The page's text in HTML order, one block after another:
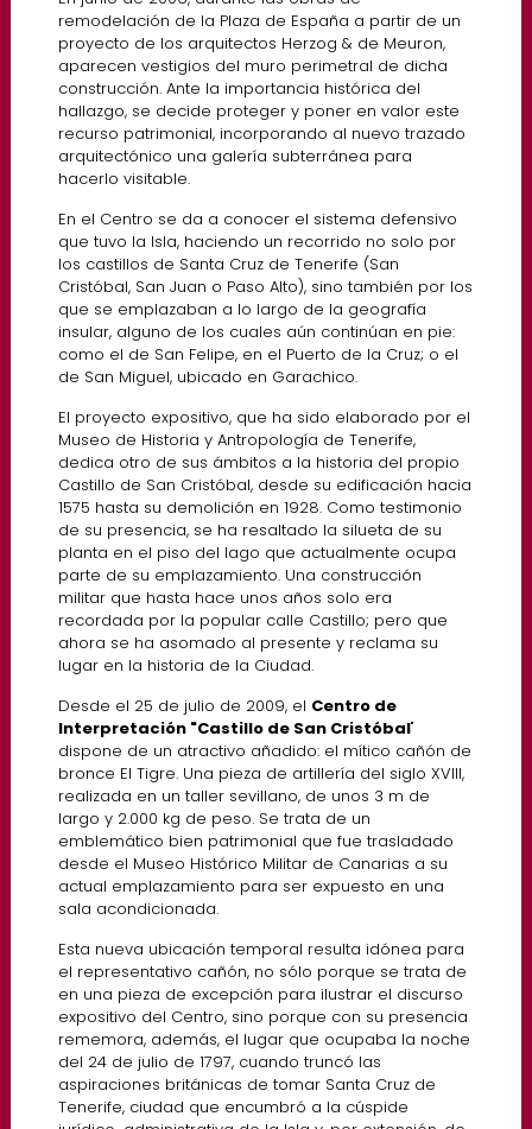
remodelación de la Plaza de España a partir de un
proyecto de los arquitectos Herzog & de Meuron,
aparecen vestigios del muro perimetral de dicha
construcción. Ante la importancia histórica del
hallazgo, se decide proteger y poner en valor este
recurso patrimonial, incorporando al nuevo trazado
arquitectónico una galería subterránea para
hacerlo visitable.
En el Centro se da a conocer el sistema defensivo
que tuvo la Isla, haciendo un recorrido no solo por
los castillos de Santa Cruz de Tenerife (San
Cristóbal, San Juan o Paso Alto), sino también por los
que se emplazaban a lo largo de la geografía
insular, alguno de los cuales aún continúan en pie:
como el de San Felipe, en el Puerto de la Cruz; o el
de San Miguel, ubicado en Garachico.
El proyecto expositivo, que ha sido elaborado por el
Museo de Historia y Antropología de Tenerife,
dedica otro de sus ámbitos a la historia del propio
Castillo de San Cristóbal, desde su edificación hacia
1575 hasta su demolición en 1928. Como testimonio
de su presencia, se ha resaltado la silueta de su
planta en el piso del lago que actualmente ocupa
parte de su emplazamiento. Una construcción
militar que hasta hace unos años solo era
recordada por la popular calle Castillo; pero que
ahora se ha asomado al presente y reclama su
lugar en la historia de la Ciudad.
Desde el 25 de julio de 2009, el Centro de
Interpretación "Castillo de San Cristóbal"
dispone de un atractivo añadido: el mítico cañón de
bronce El Tigre. Una pieza de artillería del siglo XVIII,
realizada en un taller sevillano, de unos 3 m de
largo y 2.000 kg de peso. Se trata de un
emblemático bien patrimonial que fue trasladado
desde el Museo Histórico Militar de Canarias a su
actual emplazamiento para ser expuesto en una
sala acondicionada.
Esta nueva ubicación temporal resulta idónea para
el representativo cañón, no sólo porque se trata de
en una pieza de excepción para ilustrar el discurso
expositivo del Centro, sino porque con su presencia
rememora, además, el lugar que ocupaba la noche
del 24 de julio de 1797, cuando truncó las
aspiraciones británicas de tomar Santa Cruz de
Tenerife, ciudad que encumbró a la cúspide